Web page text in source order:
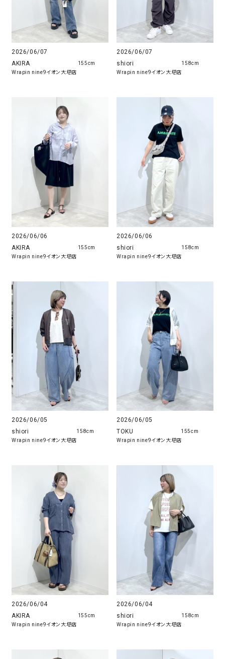
2026/06/07
AKIRA
Wrapin nine9イオン大塔店
155cm
2026/06/07
shiori
Wrapin nine9イオン大塔店
158cm
2026/06/06
AKIRA
Wrapin nine9イオン大塔店
155cm
2026/06/06
shiori
Wrapin nine9イオン大塔店
158cm
2026/06/05
shiori
Wrapin nine9イオン大塔店
158cm
2026/06/05
TOKU
Wrapin nine9イオン大塔店
155cm
2026/06/04
AKIRA
Wrapin nine9イオン大塔店
155cm
2026/06/04
shiori
Wrapin nine9イオン大塔店
158cm